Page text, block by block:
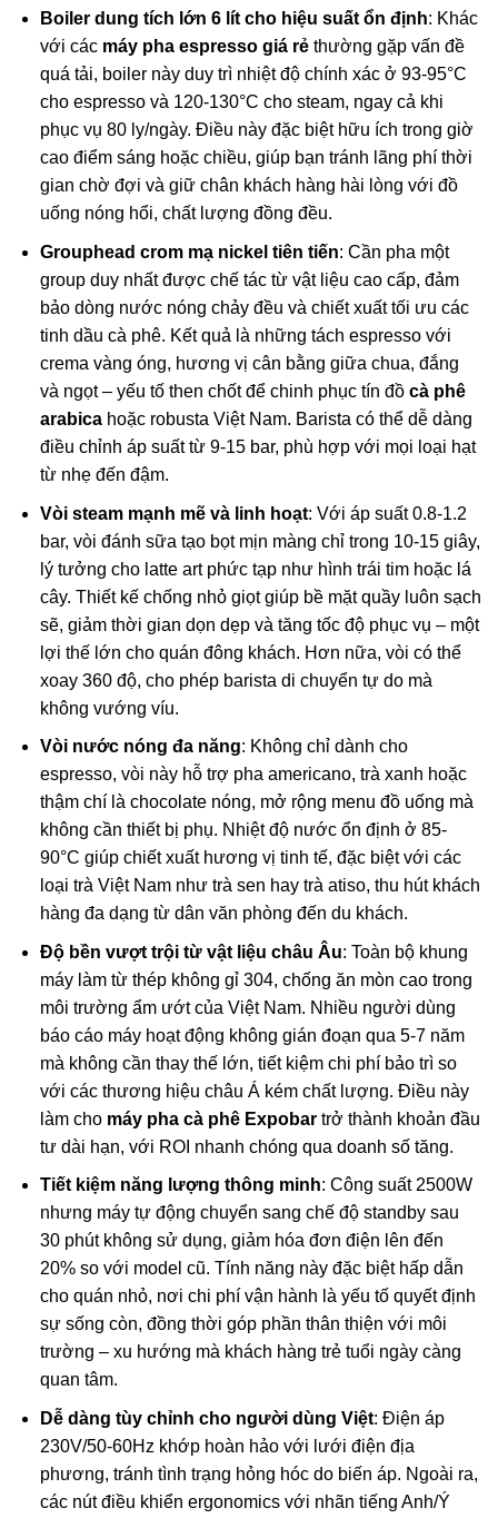
Boiler dung tích lớn 6 lít cho hiệu suất ổn định: Khác
với các máy pha espresso giá rẻthường gặp vấn đề
quá tải, boiler này duy trì nhiệt độ chính xác ở 93-95°C
cho espresso và 120-130°C cho steam, ngay cả khi
phục vụ 80 ly/ngày. Điều này đặc biệt hữu ích trong giờ
cao điểm sáng hoặc chiều, giúp bạn tránh lãng phí thời
gian chờ đợi và giữ chân khách hàng hài lòng với đồ
uống nóng hổi, chất lượng đồng đều.
Grouphead crom mạ nickel tiên tiến: Cần pha một
group duy nhất được chế tác từ vật liệu cao cấp, đảm
bảo dòng nước nóng chảy đều và chiết xuất tối ưu các
tinh dầu cà phê. Kết quả là những tách espresso với
crema vàng óng, hương vị cân bằng giữa chua, đắng
và ngọt – yếu tố then chốt để chinh phục tín đồ cà phê
arabicahoặc robusta Việt Nam. Barista có thể dễ dàng
điều chỉnh áp suất từ 9-15 bar, phù hợp với mọi loại hạt
từ nhẹ đến đậm.
Vòi steam mạnh mẽ và linh hoạt: Với áp suất 0.8-1.2
bar, vòi đánh sữa tạo bọt mịn màng chỉ trong 10-15 giây,
lý tưởng cho latte art phức tạp như hình trái tim hoặc lá
cây. Thiết kế chống nhỏ giọt giúp bề mặt quầy luôn sạch
sẽ, giảm thời gian dọn dẹp và tăng tốc độ phục vụ – một
lợi thế lớn cho quán đông khách. Hơn nữa, vòi có thể
xoay 360 độ, cho phép barista di chuyển tự do mà
không vướng víu.
Vòi nước nóng đa năng: Không chỉ dành cho
espresso, vòi này hỗ trợ pha americano, trà xanh hoặc
thậm chí là chocolate nóng, mở rộng menu đồ uống mà
không cần thiết bị phụ. Nhiệt độ nước ổn định ở 85-
90°C giúp chiết xuất hương vị tinh tế, đặc biệt với các
loại trà Việt Nam như trà sen hay trà atiso, thu hút khách
hàng đa dạng từ dân văn phòng đến du khách.
Độ bền vượt trội từ vật liệu châu Âu: Toàn bộ khung
máy làm từ thép không gỉ 304, chống ăn mòn cao trong
môi trường ẩm ướt của Việt Nam. Nhiều người dùng
báo cáo máy hoạt động không gián đoạn qua 5-7 năm
mà không cần thay thế lớn, tiết kiệm chi phí bảo trì so
với các thương hiệu châu Á kém chất lượng. Điều này
làm cho máy pha cà phê Expobartrở thành khoản đầu
tư dài hạn, với ROI nhanh chóng qua doanh số tăng.
Tiết kiệm năng lượng thông minh: Công suất 2500W
nhưng máy tự động chuyển sang chế độ standby sau
30 phút không sử dụng, giảm hóa đơn điện lên đến
20% so với model cũ. Tính năng này đặc biệt hấp dẫn
cho quán nhỏ, nơi chi phí vận hành là yếu tố quyết định
sự sống còn, đồng thời góp phần thân thiện với môi
trường – xu hướng mà khách hàng trẻ tuổi ngày càng
quan tâm.
Dễ dàng tùy chỉnh cho người dùng Việt: Điện áp
230V/50-60Hz khớp hoàn hảo với lưới điện địa
phương, tránh tình trạng hỏng hóc do biến áp. Ngoài ra,
các nút điều khiển ergonomics với nhãn tiếng Anh/Ý